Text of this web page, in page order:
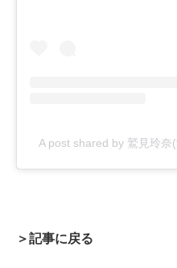
A post shared by 鷲見玲
＞記事に戻る